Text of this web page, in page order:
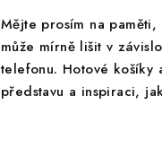
Mějte prosím na
může mírně lišit v
telefonu. Hotové košíky
představu a inspiraci,